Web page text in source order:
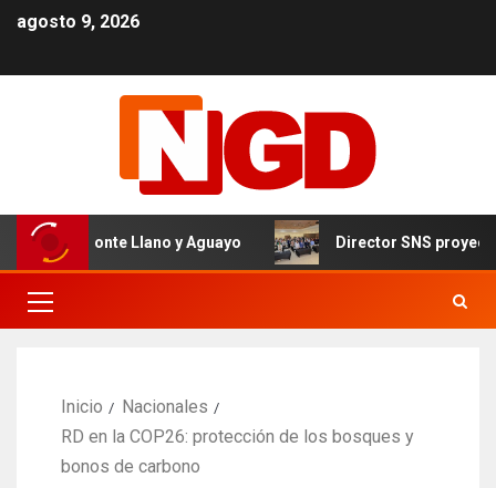
agosto 9, 2026
Monte Llano y Aguayo Director SNS proyecta 150
Inicio
Nacionales
RD en la COP26: protección de los bosques y
bonos de carbono